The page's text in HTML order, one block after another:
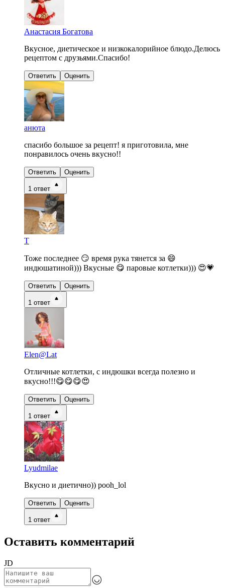
Анастасия Богатова
Вкусное, диетическое и низкокалорийное блюдо.Делюсь
рецептом с друзьями.Спасибо!
Ответить Оценить
анюта
спасибо большое за рецепт! я приготовила, мне
понравилось очень вкусно!!
Ответить Оценить
1 ответ
Т
Тоже последнее 😏 время рука тянется за 😄
индюшатиной))) Вкусные 😋 паровые котлетки))) 😍💗
Ответить Оценить
1 ответ
Elen@Lat
Отличные котлетки, с индюшки всегда полезно и
вкусно!!!😋😋😋😍
Ответить Оценить
1 ответ
Lyudmilae
Вкусно и диетично)) pooh_lol
Ответить Оценить
1 ответ
Оставить комментарий
JD